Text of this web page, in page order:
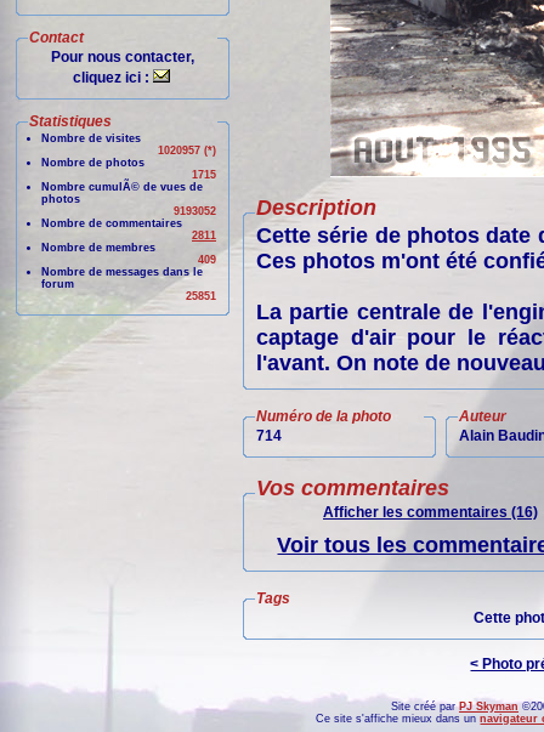
Contact
Pour nous contacter,
cliquez ici :
Statistiques
Nombre de visites
1020957 (*)
Nombre de photos
1715
Nombre cumulÃ© de vues de
photos
9193052
Nombre de commentaires
2811
Nombre de membres
409
Nombre de messages dans le
forum
25851
Description
Cette série de photos date
Ces photos m'ont été
La partie centrale de
captage d'air pour le
l'avant. On note de
Numéro de la photo
714
Auteur
Alain
Vos commentaires
Afficher les commentaires (16)
Voir tous les
Tags
Cette
< Photo
Site créé par PJ Skyman
Ce site s'affiche mieux dans unnavigateur